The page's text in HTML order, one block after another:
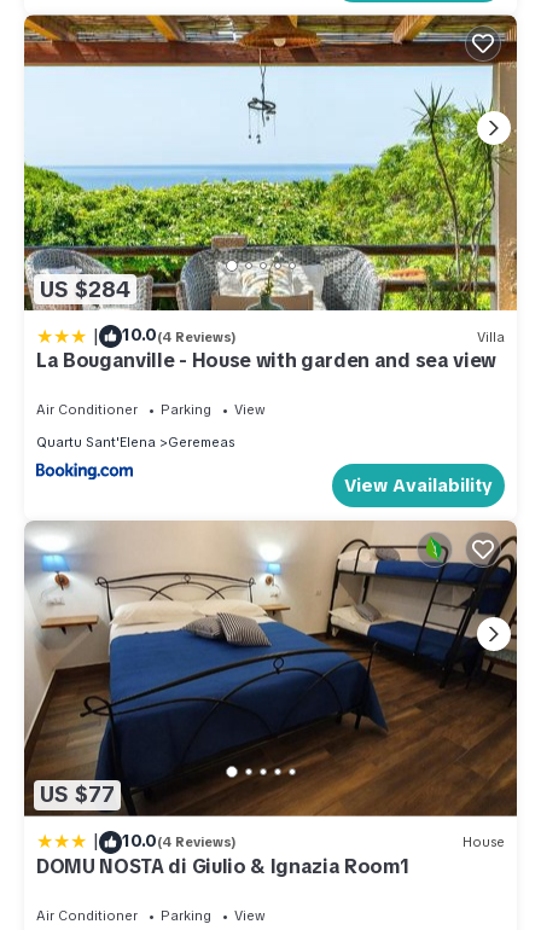
US $284
| 10.0(4 Reviews) Villa
La Bouganville - House with garden and sea view
Air Conditioner Parking
View
Quartu Sant'Elena
Geremeas
View Availability
US $77
| 10.0(4 Reviews) House
DOMU NOSTA di Giulio & Ignazia Room1
Air Conditioner Parking
View